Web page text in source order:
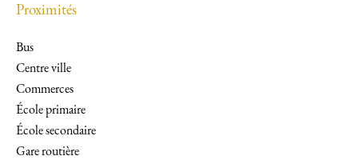
Proximités
Bus
Centre ville
Commerces
École primaire
École secondaire
Gare routière